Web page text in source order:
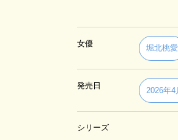
女優
堀北桃愛
発売日
2026年4
シリーズ